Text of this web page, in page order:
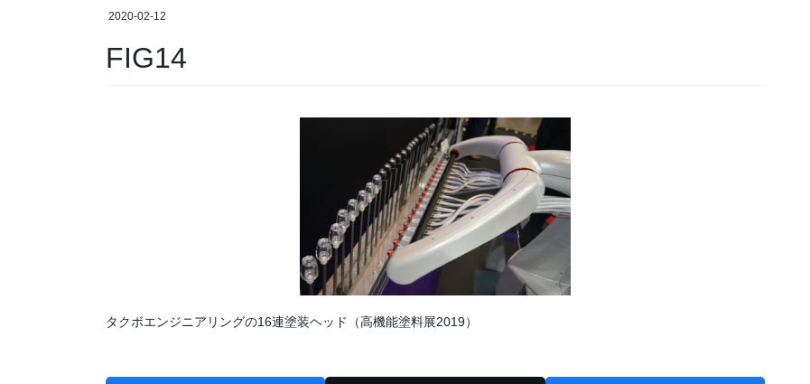
2020-02-12
FIG14
タクボエンジニアリングの16連塗装ヘッド（高機能塗料展2019）